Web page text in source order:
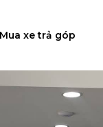
Mua xe trả góp